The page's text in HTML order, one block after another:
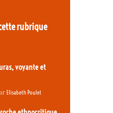
rubrique
voyante et
Elisabeth Poulet